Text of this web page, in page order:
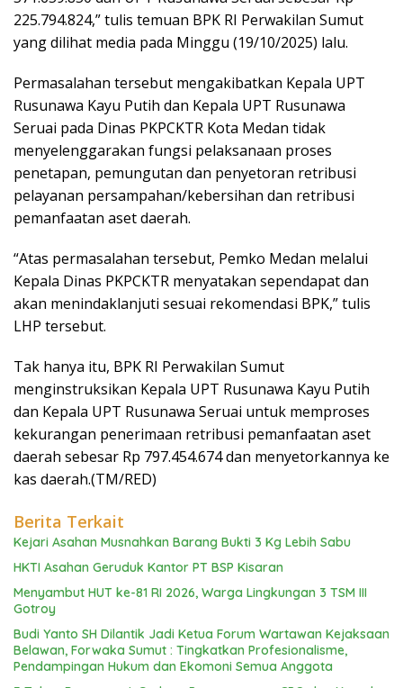
225.794.824,” tulis temuan BPK RI Perwakilan Sumut
yang dilihat media pada Minggu (19/10/2025) lalu.
Permasalahan tersebut mengakibatkan Kepala UPT
Rusunawa Kayu Putih dan Kepala UPT Rusunawa
Seruai pada Dinas PKPCKTR Kota Medan tidak
menyelenggarakan fungsi pelaksanaan proses
penetapan, pemungutan dan penyetoran retribusi
pelayanan persampahan/kebersihan dan retribusi
pemanfaatan aset daerah.
“Atas permasalahan tersebut, Pemko Medan melalui
Kepala Dinas PKPCKTR menyatakan sependapat dan
akan menindaklanjuti sesuai rekomendasi BPK,” tulis
LHP tersebut.
Tak hanya itu, BPK RI Perwakilan Sumut
menginstruksikan Kepala UPT Rusunawa Kayu Putih
dan Kepala UPT Rusunawa Seruai untuk memproses
kekurangan penerimaan retribusi pemanfaatan aset
daerah sebesar Rp 797.454.674 dan menyetorkannya ke
kas daerah.(TM/RED)
Berita Terkait
Kejari Asahan Musnahkan Barang Bukti 3 Kg Lebih Sabu
HKTI Asahan Geruduk Kantor PT BSP Kisaran
Menyambut HUT ke-81 RI 2026, Warga Lingkungan 3 TSM III
Gotroy
Budi Yanto SH Dilantik Jadi Ketua Forum Wartawan Kejaksaan
Belawan, Forwaka Sumut : Tingkatkan Profesionalisme,
Pendampingan Hukum dan Ekomoni Semua Anggota